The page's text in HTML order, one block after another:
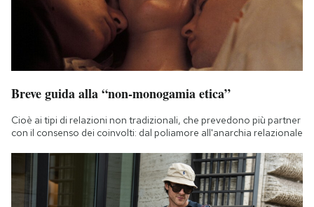
Breve guida alla “non-monogamia etica”
Cioè ai tipi di relazioni non tradizionali, che prevedono più partner
con il consenso dei coinvolti: dal poliamore all'anarchia relazionale